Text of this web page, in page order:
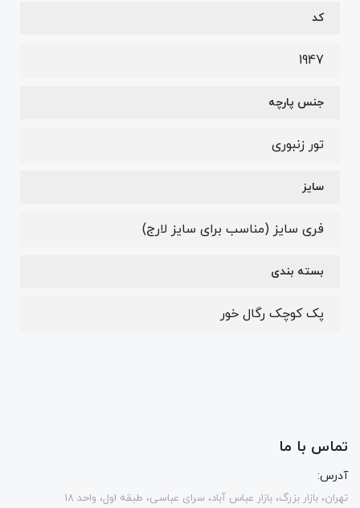
کد
1947
جنس پارچه
تور زنبوری
سایز
فری سایز (مناسب برای سایز لارج)
بسته بندی
پک کوچک رگال خور
تماس با ما
آدرس:
تهران، بازار بزرگ، بازار عباس آباد، سرای عباسی، طبقه اول، واحد 18